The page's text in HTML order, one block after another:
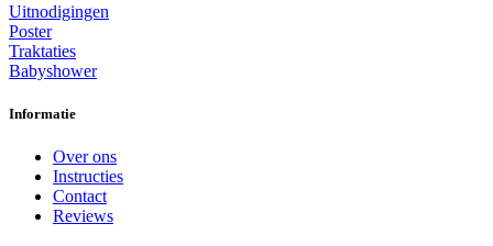
Uitnodigingen
Poster
Traktaties
Babyshower
Informatie
Over ons
Instructies
Contact
Reviews